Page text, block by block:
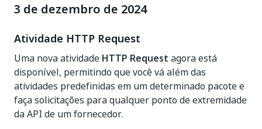
3 de dezembro de 2024
Atividade HTTP Request
Uma nova atividade HTTP Request agora está
disponível, permitindo que você vá além das
atividades predefinidas em um determinado pacote e
faça solicitações para qualquer ponto de extremidade
da API de um fornecedor.